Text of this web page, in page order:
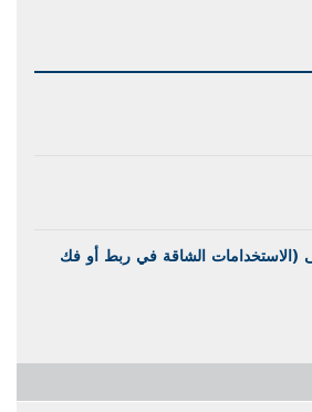
(الاستخدامات الشاقة في ربط أو فك